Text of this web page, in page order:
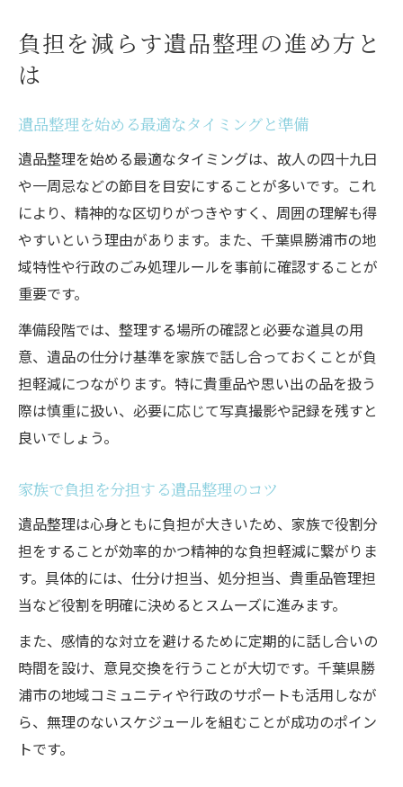
勝浦市の遺品整理で押さえるべき基本手順
説
遺品整理と不用品処分の効率的な進め方
勝浦市で安心感を得られる遺品整理の方法
遺品整理に役立つチェックポイント集
遺品整理で確認すべき重要なチェック項目
遺品整理の効率化に役立つ事前準備のコツ
見落としやすい遺品整理の注意ポイントと
は
遺品整理を円滑に進めるための実践的手順
貴重品と想い出品を守る整理の極意
遺品整理で貴重品を丁寧に扱うための工夫
形見分けに配慮した遺品整理の具体的手順
遺品整理で後悔しないための保管ポイント
家族の想いを尊重する遺品整理の進め方
行政ルールを踏まえた遺品整理術
遺品整理と自治体ルールの基本的な関係
勝浦市の不用品処分ルールと遺品整理手順
家電リサイクル法を考慮した遺品整理方法
負担を減らす遺品整理の進め方と
は
遺品整理を始める最適なタイミングと準備
遺品整理を始める最適なタイミングは、故人の四十九日
や一周忌などの節目を目安にすることが多いです。これ
により、精神的な区切りがつきやすく、周囲の理解も得
やすいという理由があります。また、千葉県勝浦市の地
域特性や行政のごみ処理ルールを事前に確認することが
重要です。
準備段階では、整理する場所の確認と必要な道具の用
意、遺品の仕分け基準を家族で話し合っておくことが負
担軽減につながります。特に貴重品や思い出の品を扱う
際は慎重に扱い、必要に応じて写真撮影や記録を残すと
良いでしょう。
家族で負担を分担する遺品整理のコツ
遺品整理は心身ともに負担が大きいため、家族で役割分
担をすることが効率的かつ精神的な負担軽減に繋がりま
す。具体的には、仕分け担当、処分担当、貴重品管理担
当など役割を明確に決めるとスムーズに進みます。
また、感情的な対立を避けるために定期的に話し合いの
時間を設け、意見交換を行うことが大切です。千葉県勝
浦市の地域コミュニティや行政のサポートも活用しなが
ら、無理のないスケジュールを組むことが成功のポイン
トです。